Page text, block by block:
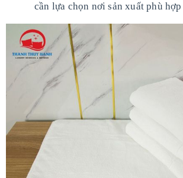
cần lựa chọn nơi sản xuất phù